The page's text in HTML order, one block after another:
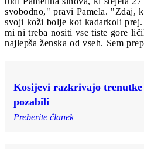
svobodno," pravi Pamela. "Zdaj,
svoji koži bolje kot kadarkoli prej.
mi ni treba nositi vse tiste gore
najlepša ženska od vseh. Sem
Kosijevi razkrivajo
pozabili
Preberite članek